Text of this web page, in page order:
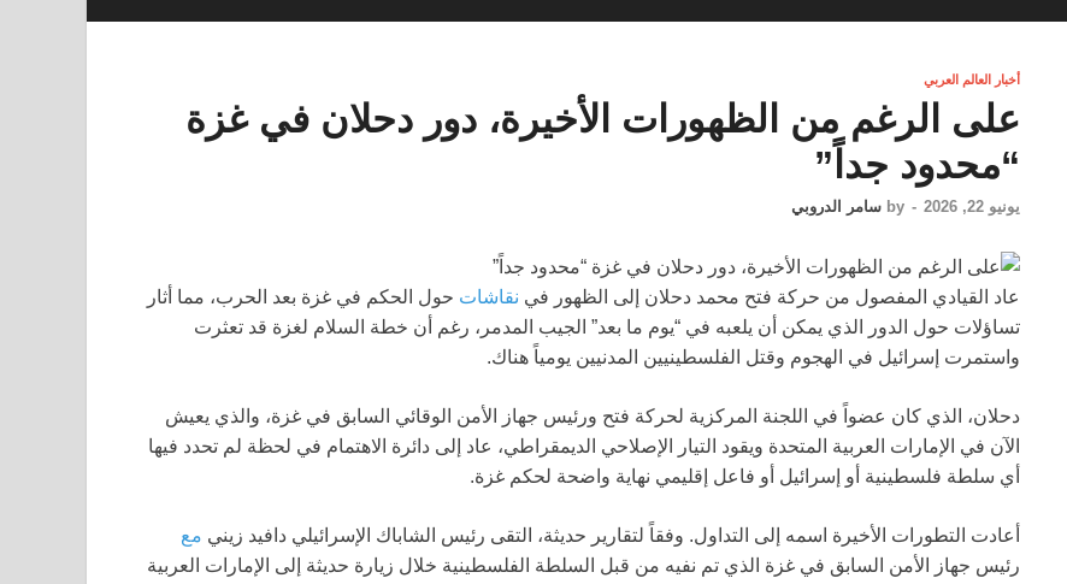
أخبار العالم العربي
على الرغم من الظهورات الأخيرة، دور دحلان في غزة
“محدود جداً”
يونيو 22, 2026 -
by سامر الدروبي
عاد القيادي المفصول من حركة فتح محمد دحلان إلى الظهور في نقاشات حول الحكم في غزة بعد الحرب، مما أثار
تساؤلات حول الدور الذي يمكن أن يلعبه في “يوم ما بعد” الجيب المدمر، رغم أن خطة السلام لغزة قد تعثرت
واستمرت إسرائيل في الهجوم وقتل الفلسطينيين المدنيين يومياً هناك.
دحلان، الذي كان عضواً في اللجنة المركزية لحركة فتح ورئيس جهاز الأمن الوقائي السابق في غزة، والذي يعيش
الآن في الإمارات العربية المتحدة ويقود التيار الإصلاحي الديمقراطي، عاد إلى دائرة الاهتمام في لحظة لم تحدد فيها
أي سلطة فلسطينية أو إسرائيل أو فاعل إقليمي نهاية واضحة لحكم غزة.
أعادت التطورات الأخيرة اسمه إلى التداول. وفقاً لتقارير حديثة، التقى رئيس الشاباك الإسرائيلي دافيد زيني مع
رئيس جهاز الأمن السابق في غزة الذي تم نفيه من قبل السلطة الفلسطينية خلال زيارة حديثة إلى الإمارات العربية